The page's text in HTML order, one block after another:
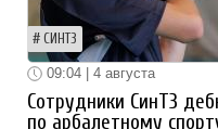
СИНТЗ
09:04 | 4 августа
Сотрудники СинТЗ
по арбалетному